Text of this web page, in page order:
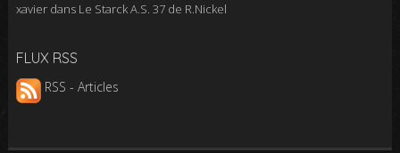
xavierdans Le Starck A.S. 37 de R.Nickel
FLUX RSS
RSS - Articles